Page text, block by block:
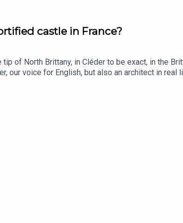
castle in France?
of North Brittany, in Cléder to be exact, in the
our voice for English, but also an architect in real
Charlotte are available in August 2023.Image
CommonsSound engineering : Julien
view on the subject.Nice week to all of you !